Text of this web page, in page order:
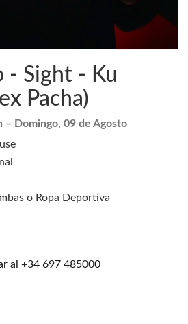
- Sight - Ku
Pacha)
– Domingo, 09 de Agosto
o Ropa Deportiva
al +34 697 485000